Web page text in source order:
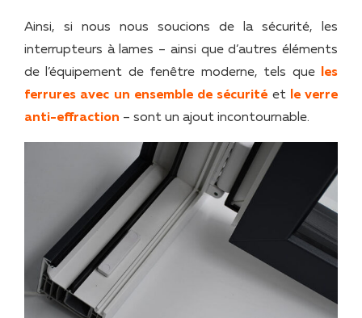
Ainsi, si nous nous soucions de la sécurité, les
interrupteurs à lames – ainsi que d’autres éléments
de l’équipement de fenêtre moderne, tels que
les
ferrures avec un ensemble de sécurité et
le verre
anti-effraction – sont un ajout incontournable.